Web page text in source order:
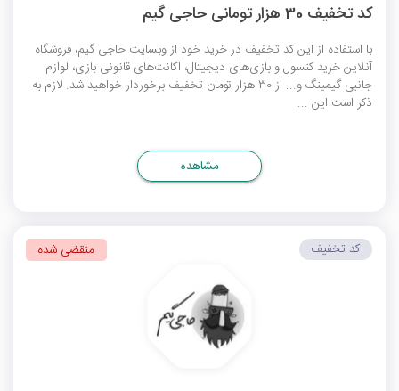
کد تخفیف 30 هزار تومانی حاجی گیم
با استفاده از این کد تخفیف در خرید خود از وبسایت حاجی گیم، فروشگاه
آنلاین خرید کنسول و بازی‌های دیجیتال، اکانت‌های قانونی بازی، لوازم
جانبی گیمینگ و... از 30 هزار تومان تخفیف برخوردار خواهید شد. لازم به
ذکر است این ...
مشاهده
کد تخفیف منقضی شده